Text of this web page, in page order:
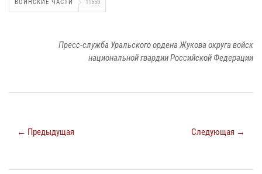
ВОИНСКИЕ ЧАСТИ 11650
Пресс-служба Уральского ордена Жукова округа войск
национальной гвардии Российской Федерации
← Предыдущая Следующая →